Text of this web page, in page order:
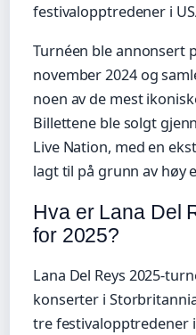
festivalopptredener i
Turnéen ble annonsert
november 2024 og
noen av de mest
Billettene ble solgt
Live Nation, med en
lagt til på grunn av høy
Hva er Lana Del
for 2025?
Lana Del Reys 2025-
konserter i
tre festivalopptredener i